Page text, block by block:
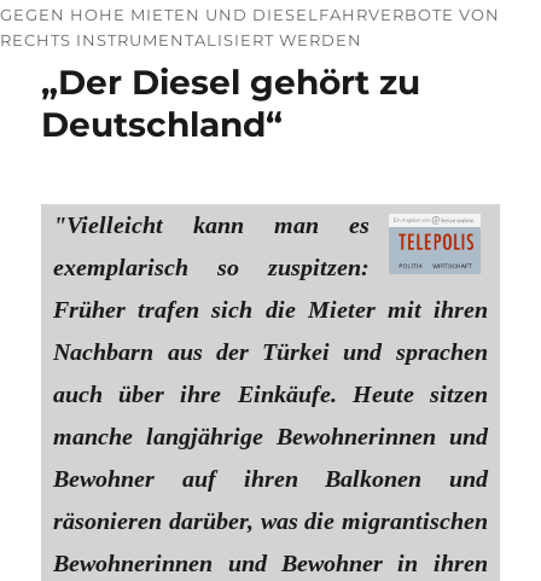
GEGEN HOHE MIETEN UND DIESELFAHRVERBOTE VON
RECHTS INSTRUMENTALISIERT WERDEN
„Der Diesel gehört zu
Deutschland“
"Vielleicht kann man es
exemplarisch so zuspitzen:
Früher trafen sich die Mieter mit ihren
Nachbarn aus der Türkei und sprachen
auch über ihre Einkäufe. Heute sitzen
manche langjährige Bewohnerinnen und
Bewohner auf ihren Balkonen und
räsonieren darüber, was die migrantischen
Bewohnerinnen und Bewohner in ihren